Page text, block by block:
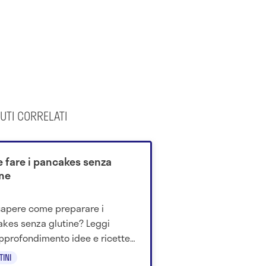
CORRELATI
fare i pancakes senza
come preparare i
senza glutine? Leggi
idee e ricette
per le tue esigenze.